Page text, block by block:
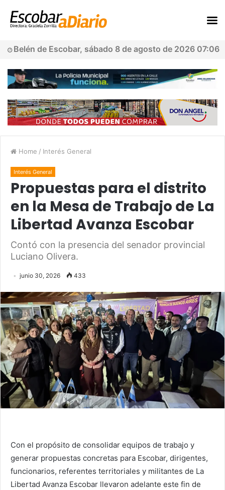
Belén de Escobar, sábado 8 de agosto de 2026 07:06
Home / Interés General
Interés General
Propuestas para el distrito
en la Mesa de Trabajo de La
Libertad Avanza Escobar
Contó con la presencia del senador provincial
Luciano Olivera.
junio 30, 2026 433
Con el propósito de consolidar equipos de trabajo y
generar propuestas concretas para Escobar, dirigentes,
funcionarios, referentes territoriales y militantes de La
Libertad Avanza Escobar llevaron adelante este fin de